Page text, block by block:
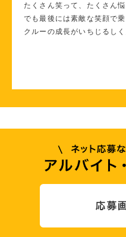
たくさん笑って、たくさん
でも最後には素敵な笑顔で
クルーの成長がいちじるし